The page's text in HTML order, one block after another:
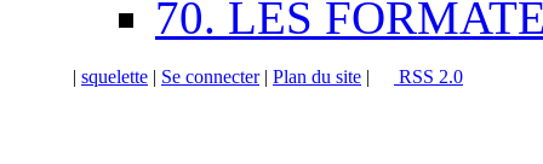
70. LES
| squelette | Se connecter| Plan du site | RSS 2.0